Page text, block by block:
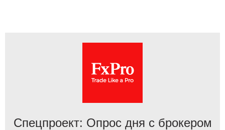
Спецпроект: Опрос дня с брокером